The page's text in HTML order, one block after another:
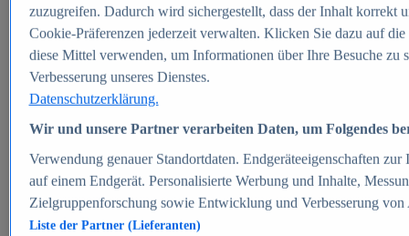
Zum Report
E-commerce
Beliebte Statistiken
Aktuelle Statistiken
E-Commerce - Entwicklung des Umsatzes in
Deutschland 1999-2025
Umsatz von Amazon in Deutschland und weltweit
2010-2025
B2C-E-Commerce: Top-50 Online Shops in
Deutschland 2024
Marktanteile von Online-Zahlungsverfahren in
Deutschland 2024
Umsatzstarke Warengruppen im Online-Handel in
Deutschland 2023-2025
zuzugreifen. Dadurch wird sichergestellt, dass der Inhalt korrekt
Cookie-Präferenzen jederzeit verwalten. Klicken Sie dazu auf
diese Mittel verwenden, um Informationen über Ihre Besuche
Verbesserung unseres Dienstes.
Datenschutzerklärung.
Wir und unsere Partner verarbeiten Daten, um Folgendes
Verwendung genauer Standortdaten. Endgeräteeigenschaften
auf einem Endgerät. Personalisierte Werbung und Inhalte,
Zielgruppenforschung sowie Entwicklung und Verbesserung von
Liste der Partner (Lieferanten)